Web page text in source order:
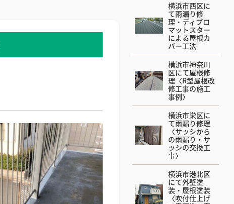
横浜市西区に
て雨漏り修
理・ディプロ
マットスター
による屋根カ
バー工法
横浜市神奈川
区にて屋根修
理〈R型屋根改
修工事の施工
事例〉
横浜市栄区に
て雨漏り修理
〈サッシから
の雨漏り・サ
ッシの交換工
事〉
横浜市港北区
にて外壁塗
装・屋根塗装
〈吹付仕上げ